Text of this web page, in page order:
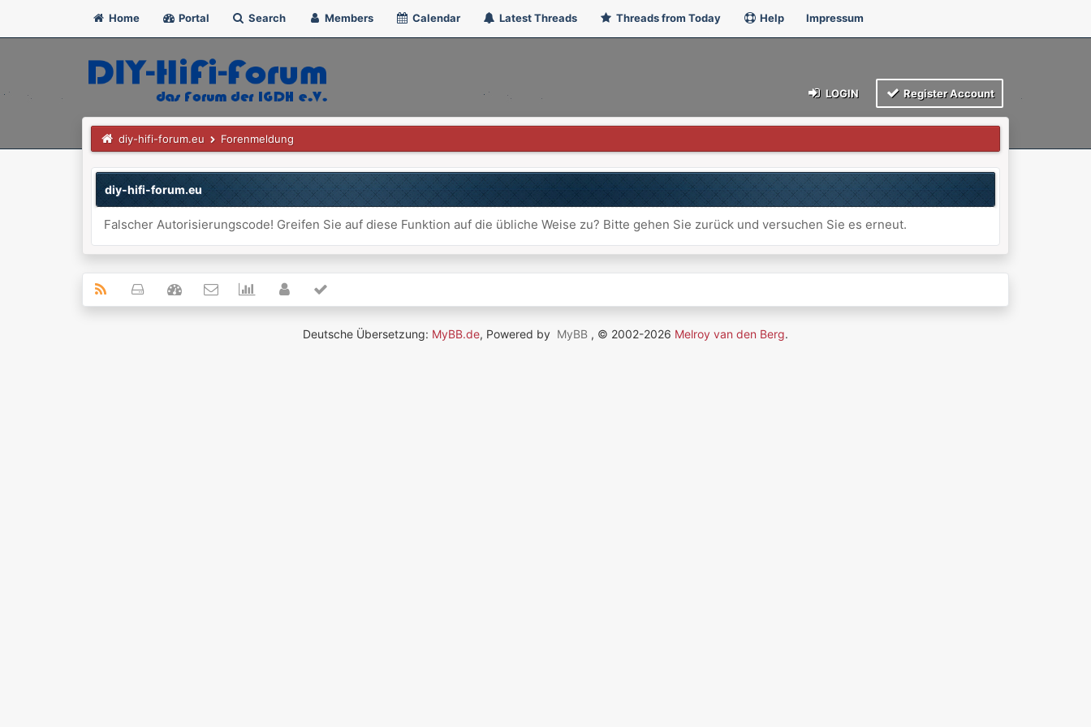
Home Portal Search Members Calendar Latest Threads Threads from Today Help Impressum
LOGIN Register Account
diy-hifi-forum.eu Forenmeldung
diy-hifi-forum.eu
Falscher Autorisierungscode! Greifen Sie auf diese Funktion auf die übliche Weise zu? Bitte gehen Sie zurück und versuchen Sie es erneut.
Deutsche Übersetzung: MyBB.de, Powered by MyBB , © 2002-2026 Melroy van den Berg.